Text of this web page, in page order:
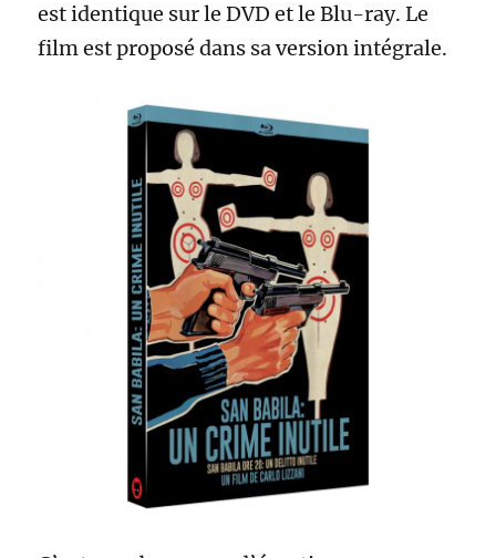
est identique sur le DVD et le Blu-ray. Le
film est proposé dans sa version intégrale.